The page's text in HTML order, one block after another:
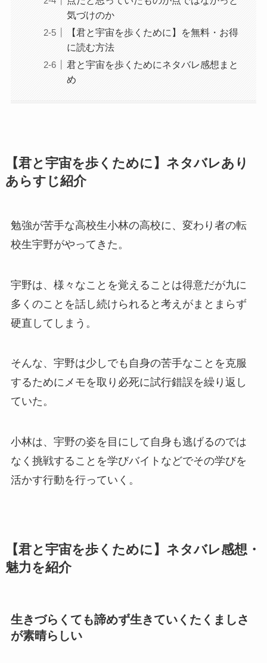
気づけのか
【君と宇宙を歩くために】を無料・お得
に読む方法
君と宇宙を歩くためにネタバレ感想まと
め
【君と宇宙を歩くために】ネタバレあり
あらすじ紹介
勉強が苦手な高校生小林の高校に、変わり者の転
校生宇野がやってきた。
宇野は、様々なことを覚えることは得意だが九に
多くのことを話し続けられると考えがまとまらず
硬直してしまう。
そんな、宇野は少しでも自身の苦手なことを克服
するためにメモを取り必死に試行錯誤を繰り返し
ていた。
小林は、宇野の姿を目にして自身も逃げるのでは
なく挑戦することを学びバイトなどでその学びを
活かす行動を行っていく。
【君と宇宙を歩くために】ネタバレ感想・
魅力を紹介
生きづらくても諦めず生きていくたくましさ
が素晴らしい